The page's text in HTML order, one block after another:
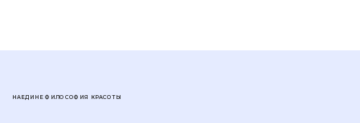
НАЕДИНЕ ФИЛОСОФИЯ КРАСОТЫ